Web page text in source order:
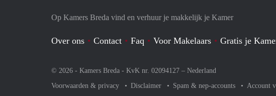
Op Kamers Breda vind en verhuur je makkelijk je Kamer
Over ons Contact Faq Voor Makelaars Gratis je
© 2026 - Kamers Breda - KvK nr. 02094127 – Nederland
Voorwaarden & privacy
Disclaimer Spam & nep-accounts Account